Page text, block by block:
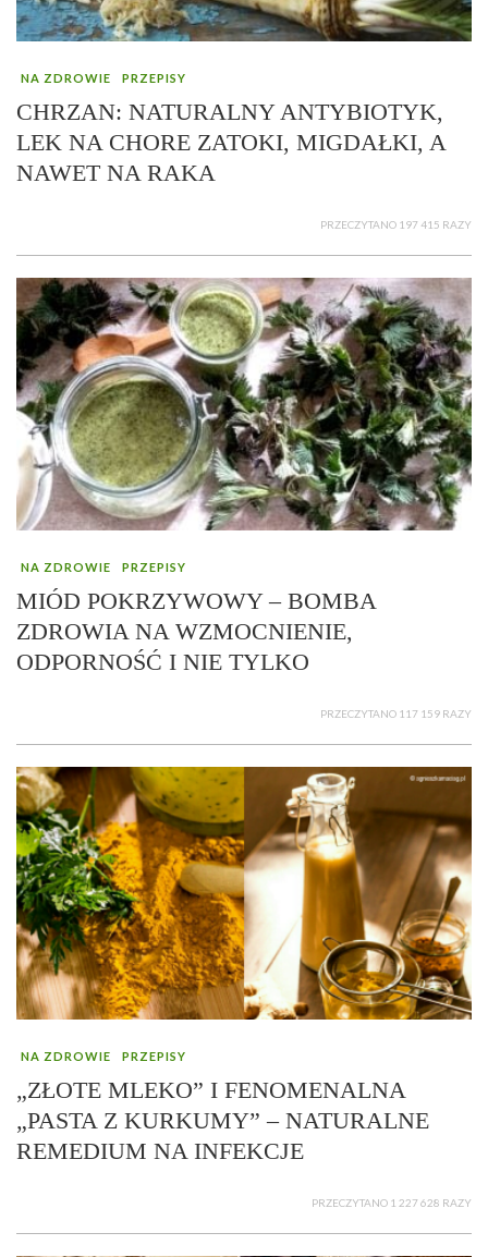
NA ZDROWIE PRZEPISY
CHRZAN: NATURALNY ANTYBIOTYK,
LEK NA CHORE ZATOKI, MIGDAŁKI, A
NAWET NA RAKA
PRZECZYTANO 197 415 RAZY
NA ZDROWIE PRZEPISY
MIÓD POKRZYWOWY – BOMBA
ZDROWIA NA WZMOCNIENIE,
ODPORNOŚĆ I NIE TYLKO
PRZECZYTANO 117 159 RAZY
NA ZDROWIE PRZEPISY
„ZŁOTE MLEKO” I FENOMENALNA
„PASTA Z KURKUMY” – NATURALNE
REMEDIUM NA INFEKCJE
PRZECZYTANO 1 227 628 RAZY